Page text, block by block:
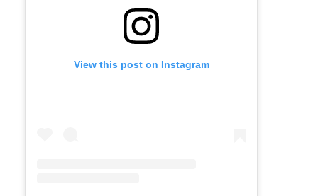
View this post on Instagram